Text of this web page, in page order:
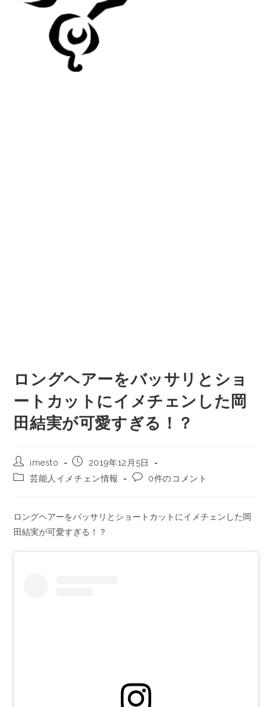
ロングヘアーをバッサリとショ
ートカットにイメチェンした岡
田結実が可愛すぎる！？
imesto
2019年12月5日
芸能人イメチェン情報
0件のコメント
ロングヘアーをバッサリとショートカットにイメチェンした岡
田結実が可愛すぎる！？